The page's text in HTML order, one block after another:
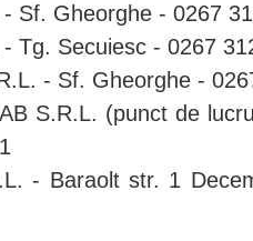
Sf. Gheorghe - 0267
Tg. Secuiesc - 0267
- Sf. Gheorghe -
S.R.L. (punct de
- Baraolt str. 1